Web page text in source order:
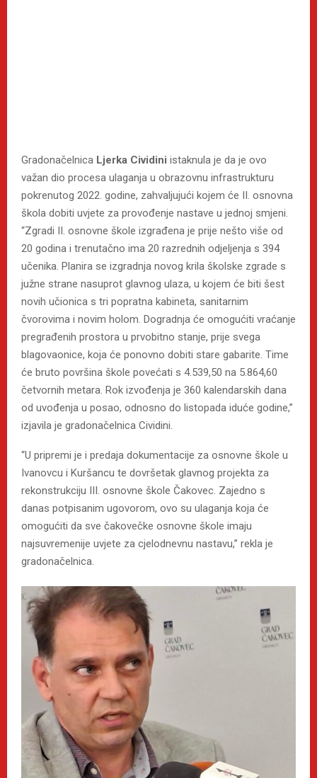
Gradonačelnica Ljerka Cividini istaknula je da je ovo
važan dio procesa ulaganja u obrazovnu infrastrukturu
pokrenutog 2022. godine, zahvaljujući kojem će II. osnovna
škola dobiti uvjete za provođenje nastave u jednoj smjeni.
“Zgradi II. osnovne škole izgrađena je prije nešto više od
20 godina i trenutačno ima 20 razrednih odjeljenja s 394
učenika. Planira se izgradnja novog krila školske zgrade s
južne strane nasuprot glavnog ulaza, u kojem će biti šest
novih učionica s tri popratna kabineta, sanitarnim
čvorovima i novim holom. Dogradnja će omogućiti vraćanje
pregrađenih prostora u prvobitno stanje, prije svega
blagovaonice, koja će ponovno dobiti stare gabarite. Time
će bruto površina škole povećati s 4.539,50 na 5.864,60
četvornih metara. Rok izvođenja je 360 kalendarskih dana
od uvođenja u posao, odnosno do listopada iduće godine,”
izjavila je gradonačelnica Cividini.
“U pripremi je i predaja dokumentacije za osnovne škole u
Ivanovcu i Kuršancu te dovršetak glavnog projekta za
rekonstrukciju III. osnovne škole Čakovec. Zajedno s
danas potpisanim ugovorom, ovo su ulaganja koja će
omogućiti da sve čakovečke osnovne škole imaju
najsuvremenije uvjete za cjelodnevnu nastavu,” rekla je
gradonačelnica.